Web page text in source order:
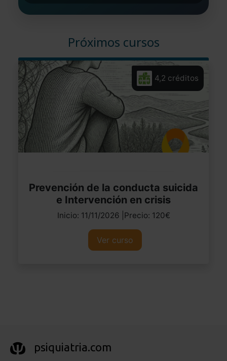
Próximos cursos
4,2 créditos
Prevención de la conducta suicida
e Intervención en crisis
Inicio: 11/11/2026 |Precio: 120€
Ver curso
psiquiatria.com